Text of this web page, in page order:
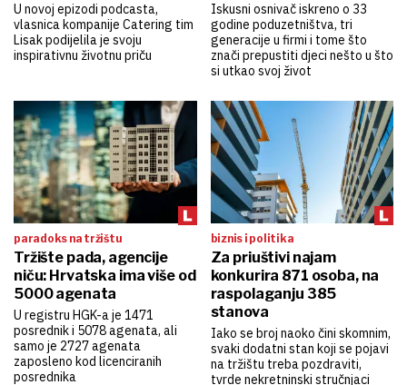
U novoj epizodi podcasta,
vlasnica kompanije Catering tim
Lisak podijelila je svoju
inspirativnu životnu priču
Iskusni osnivač iskreno o 33
godine poduzetništva, tri
generacije u firmi i tome što
znači prepustiti djeci nešto u što
si utkao svoj život
paradoks na tržištu
Tržište pada, agencije
niču: Hrvatska ima više od
5000 agenata
U registru HGK-a je 1471
posrednik i 5078 agenata, ali
samo je 2727 agenata
zaposleno kod licenciranih
posrednika
biznis i politika
Za priuštivi najam
konkurira 871 osoba, na
raspolaganju 385
stanova
Iako se broj naoko čini skomnim,
svaki dodatni stan koji se pojavi
na tržištu treba pozdraviti,
tvrde nekretninski stručnjaci